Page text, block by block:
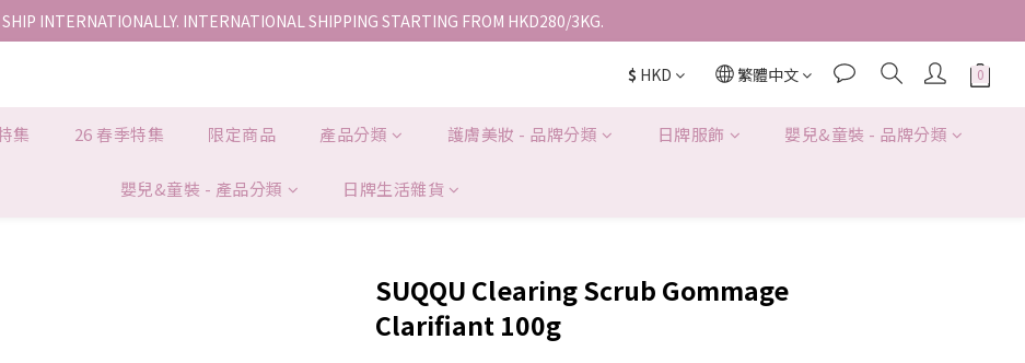
香港地區全店免運。免運費適用於香港順豐站、營業點或智能櫃取件。
INTERNATIONALLY. INTERNATIONAL SHIPPING STARTING FROM HKD280/3KG.
$ HKD 繁體中文
集 26 春季特集 限定商品 產品分類 護膚美妝 - 品牌分類 日牌服飾 嬰兒&童裝 - 品牌分類
嬰兒&童裝 - 產品分類 日牌生活雜貨
SUQQU Clearing Scrub Gommage
Clarifiant 100g